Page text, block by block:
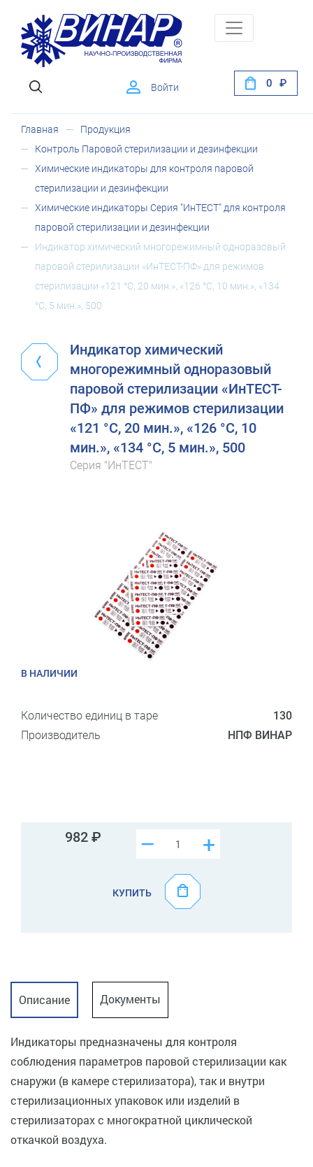
Войти 0
Главная
Продукция
Контроль Паровой стерилизации и дезинфекции
Химические индикаторы для контроля паровой
стерилизации и дезинфекции
Химические индикаторы Серия "ИнТЕСТ" для контроля
паровой стерилизации и дезинфекции
Индикатор химический многорежимный одноразовый
паровой стерилизации «ИнТЕСТ-ПФ» для режимов
стерилизации «121 °C, 20 мин.», «126 °C, 10 мин.», «134
°C, 5 мин.», 500
Индикатор химический
многорежимный одноразовый
паровой стерилизации «ИнТЕСТ-
ПФ» для режимов стерилизации
«121 °C, 20 мин.», «126 °C, 10
мин.», «134 °C, 5 мин.», 500
Серия "ИнТЕСТ"
В НАЛИЧИИ
Количество единиц в таре
130
Производитель
НПФ ВИНАР
982 +
–
КУПИТЬ
Описание Документы
Индикаторы предназначены для контроля
соблюдения параметров паровой стерилизации как
снаружи (в камере стерилизатора), так и внутри
стерилизационных упаковок или изделий в
стерилизаторах с многократной циклической
откачкой воздуха.